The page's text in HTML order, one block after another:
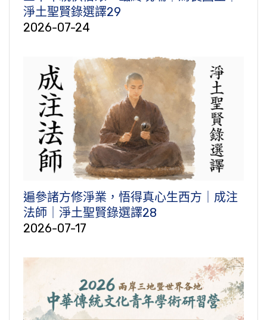
淨土聖賢錄選譯29
2026-07-24
遍參諸方修淨業，悟得真心生西方｜成注
法師｜淨土聖賢錄選譯28
2026-07-17